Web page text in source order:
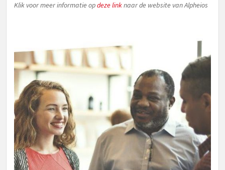
Klik voor meer informatie opdeze linknaar de website van Alpheios